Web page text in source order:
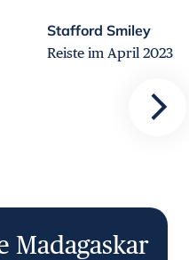
Stafford Smiley
Reiste im April 2023
Madagaskar